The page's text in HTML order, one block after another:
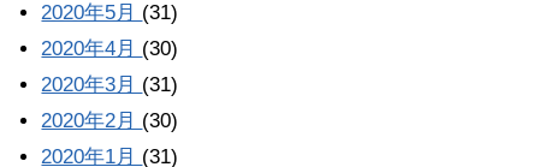
2020年5月 (31)
2020年4月 (30)
2020年3月 (31)
2020年2月 (30)
2020年1月 (31)